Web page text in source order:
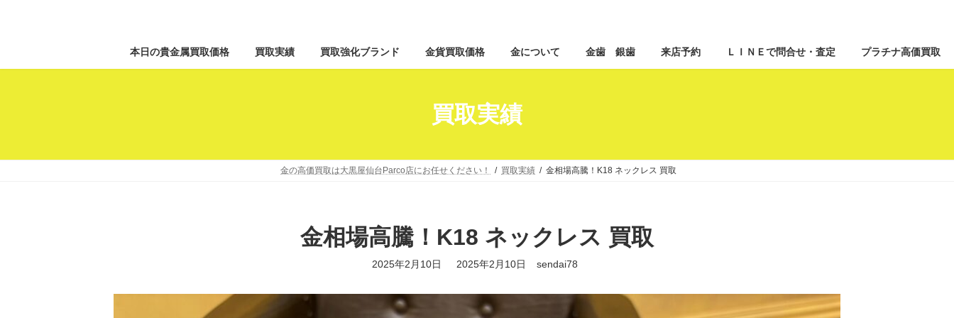
ン
テ
ツ
へ
ッ
プ
ビ
ゲ
シ
ョ
移
動
本日の貴金属買取価格 買取実績 買取強化ブランド 金貨買取価格 金について 金歯 銀歯 来店予約 ＬＩＮＥで問合せ・査定 プラチナ高価買取
買取実績
金の高価買取は大黒屋仙台Parco店にお任せください！ 買取実績 金相場高騰！K18 ネックレス 買取
金相場高騰！K18 ネックレス 買取
2025年2月10日
最
2025年2月10日 sendai78